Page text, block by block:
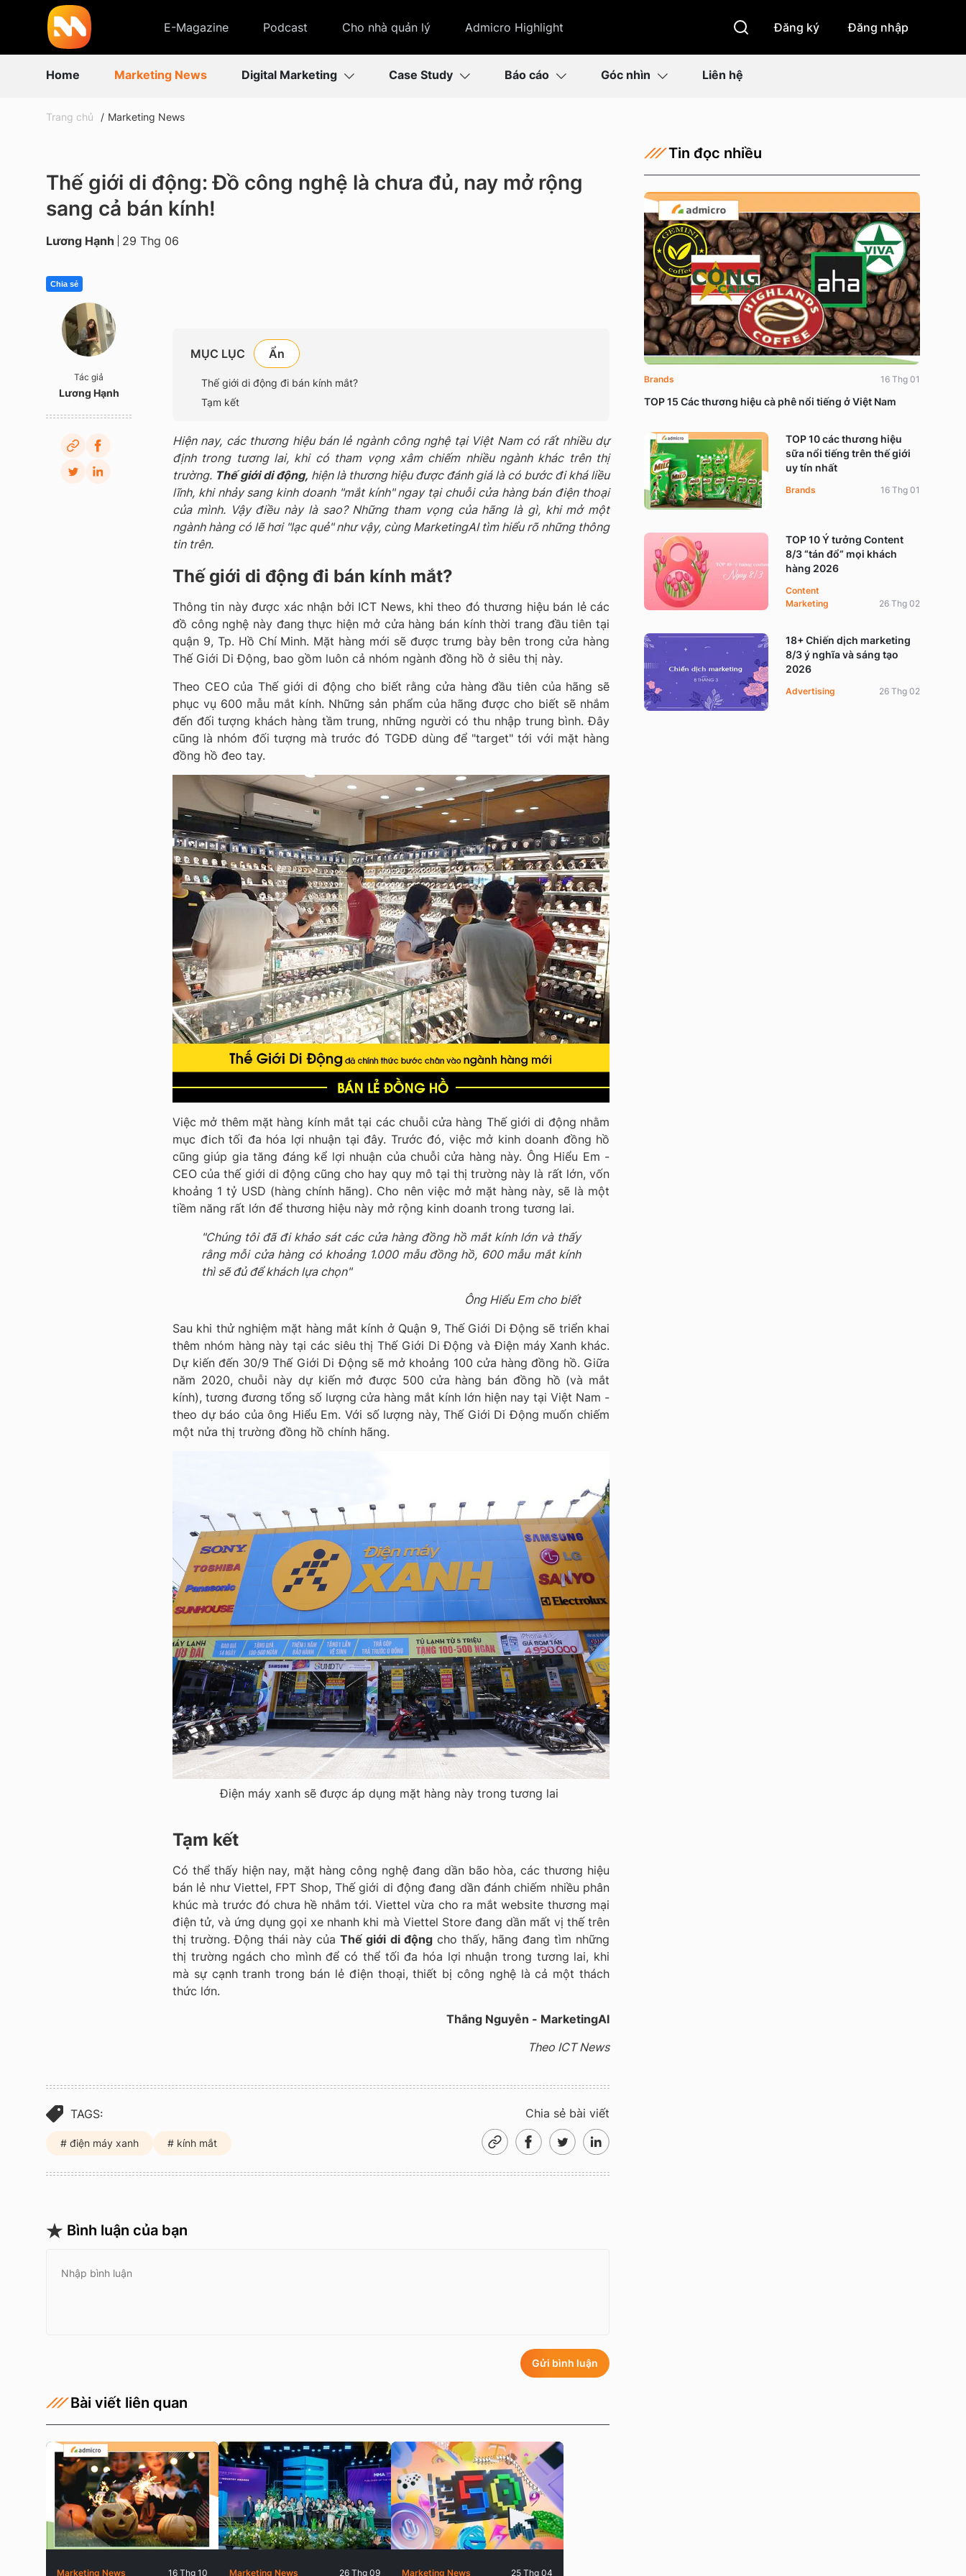
E-Magazine Podcast Cho nhà quản lý Admicro Highlight Đăng ký Đăng nhập
Home Marketing News Digital Marketing Case Study Báo cáo Góc nhìn Liên hệ
Trang chủ Marketing News
Thế giới di động: Đồ công nghệ là chưa đủ, nay mở rộng
sang cả bán kính!
Lương Hạnh 29 Thg 06
Chia sẻ
Tác giả
Lương Hạnh
MỤC LỤC
Thế giới di động đi bán kính mắt?
Tạm kết
Hiện nay, các thương hiệu bán lẻ ngành công nghệ tại Việt Nam có rất nhiều dự
định trong tương lai, khi có tham vọng xâm chiếm nhiều ngành khác trên thị
trường. Thế giới di động, hiện là thương hiệu được đánh giá là có bước đi khá liều
lĩnh, khi nhảy sang kinh doanh "mắt kính" ngay tại chuỗi cửa hàng bán điện thoại
của mình. Vậy điều này là sao? Những tham vọng của hãng là gì, khi mở một
ngành hàng có lẽ hơi "lạc quẻ" như vậy, cùng MarketingAI tìm hiểu rõ những thông
tin trên.
Thế giới di động đi bán kính mắt?
Thông tin này được xác nhận bởi ICT News, khi theo đó thương hiệu bán lẻ các
đồ công nghệ này đang thực hiện mở cửa hàng bán kính thời trang đầu tiên tại
quận 9, Tp. Hồ Chí Minh. Mặt hàng mới sẽ được trưng bày bên trong cửa hàng
Thế Giới Di Động, bao gồm luôn cả nhóm ngành đồng hồ ở siêu thị này.
Theo CEO của Thế giới di động cho biết rằng cửa hàng đầu tiên của hãng sẽ
phục vụ 600 mẫu mắt kính. Những sản phẩm của hãng được cho biết sẽ nhắm
đến đối tượng khách hàng tầm trung, những người có thu nhập trung bình. Đây
cũng là nhóm đối tượng mà trước đó TGDĐ dùng để "target" tới với mặt hàng
đồng hồ đeo tay.
Việc mở thêm mặt hàng kính mắt tại các chuỗi cửa hàng Thế giới di động nhằm
mục đich tối đa hóa lợi nhuận tại đây. Trước đó, việc mở kinh doanh đồng hồ
cũng giúp gia tăng đáng kể lợi nhuận của chuỗi cửa hàng này. Ông Hiểu Em -
CEO của thế giới di động cũng cho hay quy mô tại thị trường này là rất lớn, vốn
khoảng 1 tỷ USD (hàng chính hãng). Cho nên việc mở mặt hàng này, sẽ là một
tiềm năng rất lớn để thương hiệu này mở rộng kinh doanh trong tương lai.
"Chúng tôi đã đi khảo sát các cửa hàng đồng hồ mắt kính lớn và thấy
rằng mỗi cửa hàng có khoảng 1.000 mẫu đồng hồ, 600 mẫu mắt kính
thì sẽ đủ để khách lựa chọn"
Ông Hiểu Em cho biết
Sau khi thử nghiệm mặt hàng mắt kính ở Quận 9, Thế Giới Di Động sẽ triển khai
thêm nhóm hàng này tại các siêu thị Thế Giới Di Động và Điện máy Xanh khác.
Dự kiến đến 30/9 Thế Giới Di Động sẽ mở khoảng 100 cửa hàng đồng hồ. Giữa
năm 2020, chuỗi này dự kiến mở được 500 cửa hàng bán đồng hồ (và mắt
kính), tương đương tổng số lượng cửa hàng mắt kính lớn hiện nay tại Việt Nam -
theo dự báo của ông Hiểu Em. Với số lượng này, Thế Giới Di Động muốn chiếm
một nửa thị trường đồng hồ chính hãng.
Điện máy xanh sẽ được áp dụng mặt hàng này trong tương lai
Tạm kết
Có thể thấy hiện nay, mặt hàng công nghệ đang dần bão hòa, các thương hiệu
bán lẻ như Viettel, FPT Shop, Thế giới di động đang dần đánh chiếm nhiều phân
khúc mà trước đó chưa hề nhắm tới. Viettel vừa cho ra mắt website thương mại
điện tử, và ứng dụng gọi xe nhanh khi mà Viettel Store đang dần mất vị thế trên
thị trường. Động thái này củaThế giới di độngcho thấy, hãng đang tìm những
thị trường ngách cho mình để có thể tối đa hóa lợi nhuận trong tương lai, khi
mà sự cạnh tranh trong bán lẻ điện thoại, thiết bị công nghệ là cả một thách
thức lớn.
Thắng Nguyễn - MarketingAI
Theo ICT News
TAGS:
điện máy xanh kính mắt
Chia sẻ bài viết
Bình luận của bạn
Gửi bình luận
Bài viết liên quan
Marketing News 16 Thg 10 Marketing News 26 Thg 09 Marketing News 25 Thg 04
Tin đọc nhiều
TOP 15 Các thương hiệu cà phê nổi tiếng ở Việt Nam
Brands 16 Thg 01
TOP 10 các thương hiệu
sữa nổi tiếng trên thế giới
uy tín nhất
Brands 16 Thg 01
TOP 10 Ý tưởng Content
8/3 “tán đổ” mọi khách
hàng 2026
Content
Marketing
26 Thg 02
18+ Chiến dịch marketing
8/3 ý nghĩa và sáng tạo
2026
Advertising 26 Thg 02